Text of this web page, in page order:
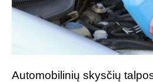
Automobilinių skysčių